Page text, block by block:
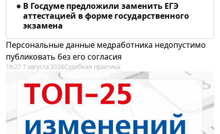
В Госдуме предложили заменить ЕГЭ
аттестацией в форме государственного
экзамена
Персональные данные медработника недопустимо
публиковать без его согласия
18:27 7 августа 2026Судебная практика